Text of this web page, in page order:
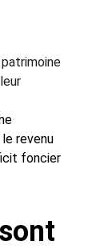
revenu
foncier